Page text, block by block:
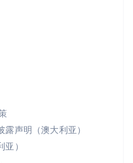
声明（澳大利亚）
）